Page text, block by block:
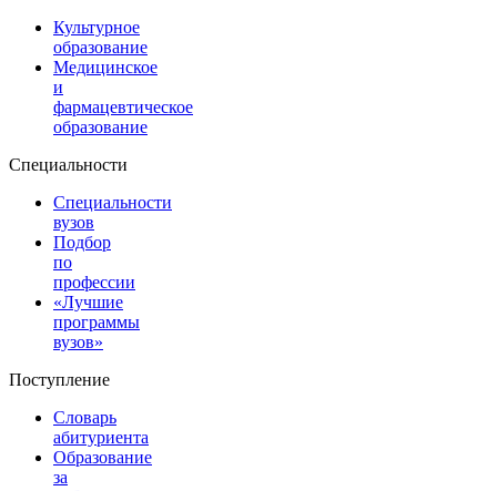
Культурное
образование
Медицинское
и
фармацевтическое
образование
Специальности
Специальности
вузов
Подбор
по
профессии
«Лучшие
программы
вузов»
Поступление
Словарь
абитуриента
Образование
за